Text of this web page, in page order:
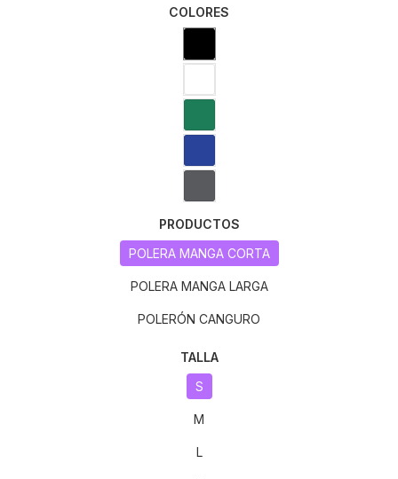
COLORES
PRODUCTOS
POLERA MANGA CORTA
POLERA MANGA LARGA
POLERÓN CANGURO
TALLA
S
M
L